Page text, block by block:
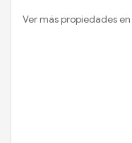
Ver más propiedades en